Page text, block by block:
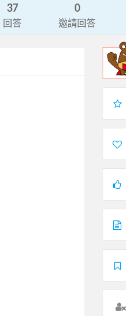
37
回答
0
邀請回答